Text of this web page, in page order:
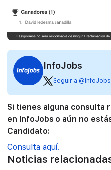
InfoJobs
Seguir a @InfoJobs
Si tienes alguna consulta
en InfoJobs o aún no
Candidato:
Consulta aquí.
Noticias